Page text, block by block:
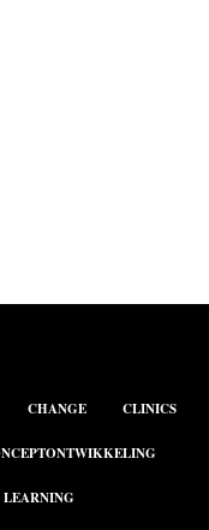
CHANGE CLINICS
LEARNING